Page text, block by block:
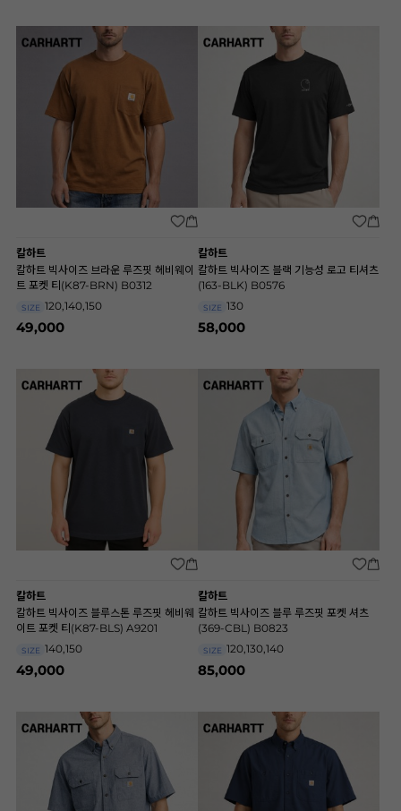
칼하트
칼하트 빅사이즈 브라운 루즈핏 헤비웨이
트 포켓 티(K87-BRN) B0312
SIZE 120,140,150
49,000
칼하트
칼하트 빅사이즈 블랙 기능성 로고 티셔츠
(163-BLK) B0576
SIZE 130
58,000
칼하트
칼하트 빅사이즈 블루스톤 루즈핏 헤비웨
이트 포켓 티(K87-BLS) A9201
SIZE 140,150
49,000
칼하트
칼하트 빅사이즈 블루 루즈핏 포켓 셔츠
(369-CBL) B0823
SIZE 120,130,140
85,000